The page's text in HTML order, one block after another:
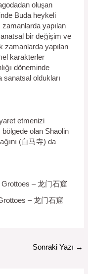
oluşan
Buda heykeli
zamanlarda yapılan
bir değişim ve
zamanlarda yapılan
karakterler
döneminde
sanatsal oldukları
etmenizi
olan Shaolin
(白马寺) da
– 龙门石窟
Sonraki Yazı →